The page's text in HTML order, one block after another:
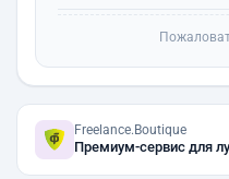
Freelance.Boutique
Премиум-сервис для